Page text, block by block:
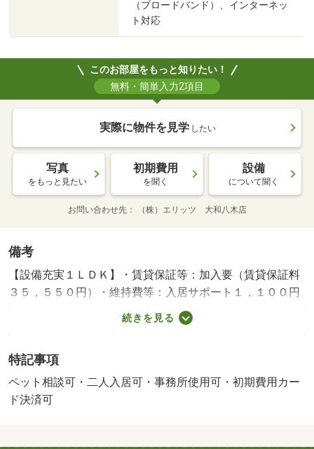
（ブロードバンド）、インターネッ
ト対応
このお部屋をもっと知りたい！
無料・簡単入力2項目
実際に物件を見学 したい
写真
をもっと見たい
初期費用
を聞く
設備
について聞く
お問い合わせ先 （株）エリッツ 大和八木店
備考
【設備充実１ＬＤＫ】・賃貸保証等：加入要（賃貸保証料
３５，５５０円）・維持費等：入居サポート１，１００円
／月・ペット条件：小型犬可／猫可・【ＪＲ奈良駅徒歩１
４分】ペット相談可能です。インターネットを無料で利用
機能があり、共用部には宅配ボックスが備え付けられてい
ます。・バイク置場：有（無料）・駐輪場：有/鍵交換費
用 22000円/その他 20000円
続きを見る
特記事項
ペット相談可・二人入居可・事務所使用可・初期費用カー
ド決済可